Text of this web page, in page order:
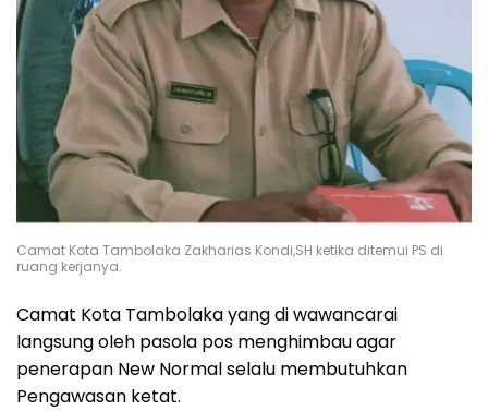
Camat Kota Tambolaka Zakharias Kondi,SH ketika ditemui PS di
ruang kerjanya.
Camat Kota Tambolaka yang di wawancarai
langsung oleh pasola pos menghimbau agar
penerapan New Normal selalu membutuhkan
Pengawasan ketat.